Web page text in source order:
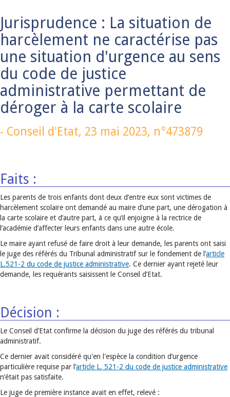
Jurisprudence : La situation de
harcèlement ne caractérise pas
une situation d'urgence au sens
du code de justice
administrative permettant de
déroger à la carte scolaire
- Conseil d'Etat, 23 mai 2023, n°473879
Faits :
Les parents de trois enfants dont deux d’entre eux sont victimes de
harcèlement scolaire ont demandé au maire d’une part, une dérogation à
la carte scolaire et d’autre part, à ce qu’il enjoigne à la rectrice de
l’académie d’affecter leurs enfants dans une autre école.
Le maire ayant refusé de faire droit à leur demande, les parents ont saisi
le juge des référés du Tribunal administratif sur le fondement de l’article
L.521-2 du code de justice administrative. Ce dernier ayant rejeté leur
demande, les requérants saisissent le Conseil d’Etat.
Décision :
Le Conseil d’Etat confirme la décision du juge des référés du tribunal
administratif.
Ce dernier avait considéré qu'en l'espèce la condition d’urgence
particulière requise par l’article L. 521-2 du code de justice administrative
n’était pas satisfaite.
Le juge de première instance avait en effet, relevé :